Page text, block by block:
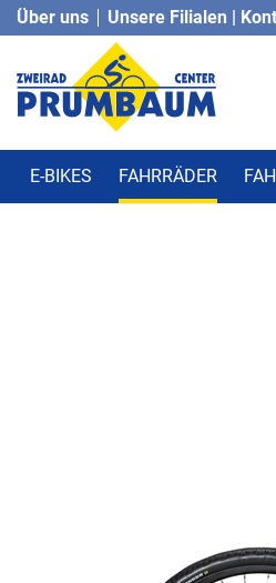
Über uns Unsere Filialen |
E-BIKES FAHRRÄDER